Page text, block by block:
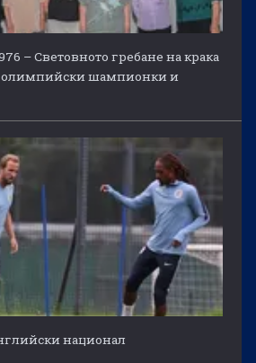
– Световното гребане на крака
шампионки и
национал